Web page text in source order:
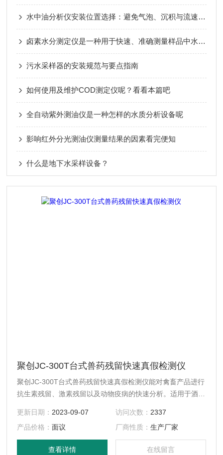
水中油分析仪安装位置选择：避免气泡、沉积与流速波动影响
卤素水分测定仪是一种用于快速、准确测量样品中水分含量的仪器
污水采样器的安装规范与要点指南
如何使用及维护COD测定仪呢？看看本篇吧
全自动紫外测油仪是一种怎样的水质分析设备呢
影响红外分光测油仪测量结果的因素看完便知
什么是地下水采样设备？
聚创JC-300T台式兽药残留快速真假检测仪
聚创JC-300T台式兽药残留快速真假检测仪能对禽畜产品进行
抗生素残留、激素残留以及动物疫病的快速分析。适用于酒店
基地、农产品批发市场、食品生产企业、各级农产品检测中
心、各级工商、政府机关、食堂、进出口检验检疫局、技术卫
生监督等部门领域。
更新日期： 2023-09-07 访问次数： 2337
产品价格：面议 厂商性质： 生产厂家
查看详情 在线留言